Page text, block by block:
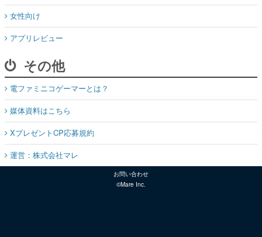
女性向け
アプリレビュー
その他
電ファミニコゲーマーとは？
媒体資料はこちら
XプレゼントCP応募規約
運営：株式会社マレ
お問い合わせ
©Mare Inc.